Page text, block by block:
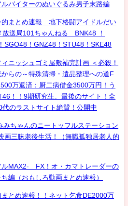
バイターのぬいぐるみ男子末路編
まとめ速報 地下格闘アイドルだい
送局101ちゃんねる BNK48 ！
SGO48！GNZ48！STU48！SKE48
ニッシュゴミ屋敷補完計画 ＜必殺！
らの～特殊清掃・遺品整理への道F
万返済：厨二病借金3500万円！う
！！9期研究生、最後のサイト！全
のラストサイト絶賛！公開中
みちゃんのニートッフルステーション
画三昧老後生活！（無職孤独居老人的
ルMAX2- FX！オ・カマトレーダーの
編（おもしろ動画まとめ速報）
とめ速報！！ネット乞食DE2000万